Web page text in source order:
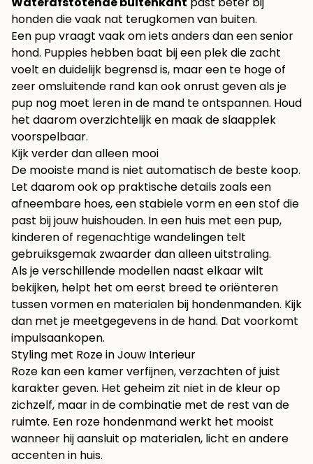
honden die vaak nat terugkomen van buiten.
Een pup vraagt vaak om iets anders dan een senior
hond. Puppies hebben baat bij een plek die zacht
voelt en duidelijk begrensd is, maar een te hoge of
zeer omsluitende rand kan ook onrust geven als je
pup nog moet leren in de mand te ontspannen. Houd
het daarom overzichtelijk en maak de slaapplek
voorspelbaar.
Kijk verder dan alleen mooi
De mooiste mand is niet automatisch de beste koop.
Let daarom ook op praktische details zoals een
afneembare hoes, een stabiele vorm en een stof die
past bij jouw huishouden. In een huis met een pup,
kinderen of regenachtige wandelingen telt
gebruiksgemak zwaarder dan alleen uitstraling.
Als je verschillende modellen naast elkaar wilt
bekijken, helpt het om eerst breed te oriënteren
tussen vormen en materialen bij hondenmanden. Kijk
dan met je meetgegevens in de hand. Dat voorkomt
impulsaankopen.
Styling met Roze in Jouw Interieur
Roze kan een kamer verfijnen, verzachten of juist
karakter geven. Het geheim zit niet in de kleur op
zichzelf, maar in de combinatie met de rest van de
ruimte. Een roze hondenmand werkt het mooist
wanneer hij aansluit op materialen, licht en andere
accenten in huis.